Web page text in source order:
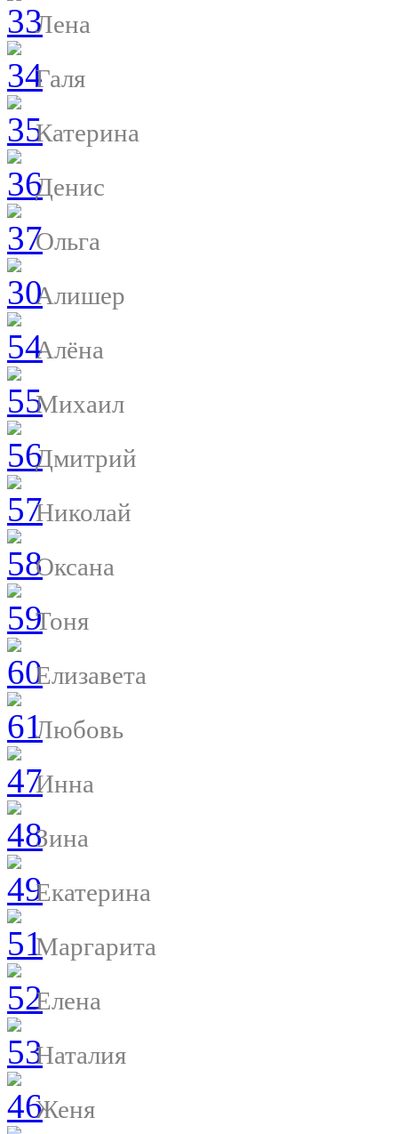
Лена
Галя
Катерина
Денис
Ольга
Алишер
Алёна
Михаил
Дмитрий
Николай
Оксана
Тоня
Елизавета
Любовь
Инна
Зина
Екатерина
Маргарита
Елена
Наталия
Женя